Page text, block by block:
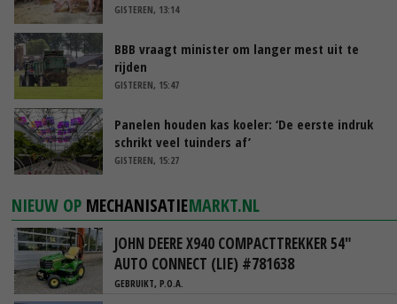
GISTEREN, 13:14
BBB vraagt minister om langer mest uit te
rijden
GISTEREN, 15:47
Panelen houden kas koeler: ‘De eerste indruk
schrikt veel tuinders af’
GISTEREN, 15:27
NIEUW OP MECHANISATIEMARKT.NL
JOHN DEERE X940 COMPACTTREKKER 54"
AUTO CONNECT (LIE) #781638
GEBRUIKT, P.O.A.